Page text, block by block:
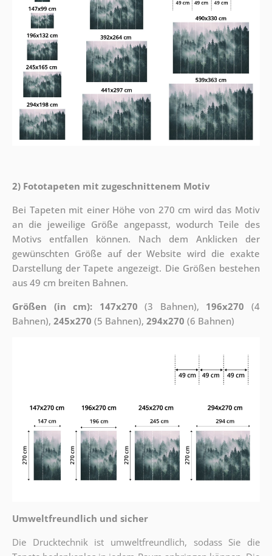
2) Fototapeten mit zugeschnittenem Motiv
Bei Tapeten mit einer Höhe von 270 cm wird das Motiv
an die jeweilige Größe angepasst, wodurch Teile des
Motivs entfallen können. Nach dem Anklicken der
gewünschten Größe auf der Website wird die exakte
Darstellung der Tapete angezeigt. Die Größen bestehen
aus 49 cm breiten Bahnen.
Größen (in cm): 147x270 (3 Bahnen), 196x270 (4
Bahnen), 245x270 (5 Bahnen), 294x270 (6 Bahnen)
Umweltfreundlich und sicher
Die Drucktechnik ist umweltfreundlich, sodass Sie die